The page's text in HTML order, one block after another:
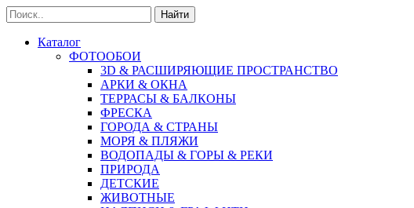
Найти
Каталог
ФОТООБОИ
3D & РАСШИРЯЮЩИЕ ПРОСТРАНСТВО
АРКИ & ОКНА
ТЕРРАСЫ & БАЛКОНЫ
ФРЕСКА
ГОРОДА & СТРАНЫ
МОРЯ & ПЛЯЖИ
ВОДОПАДЫ & ГОРЫ & РЕКИ
ПРИРОДА
ДЕТСКИЕ
ЖИВОТНЫЕ